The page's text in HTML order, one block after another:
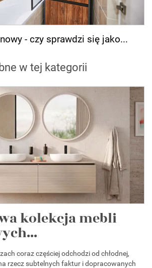
- czy sprawdzi się jako...
w tej kategorii
kolekcja mebli
coraz częściej odchodzi od chłodnej,
rzecz subtelnych faktur i dopracowanych